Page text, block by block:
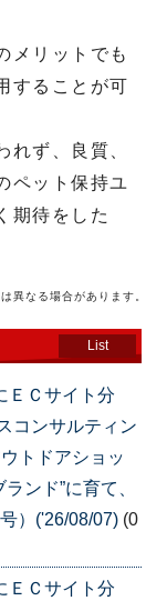
メリットでも
することが可
ず、良質、
ペット保持ユ
期待をした
異なる場合があります。
List
ＥＣサイト分
コンサルティン
トドアショッ
ンド”に育て、
）('26/08/07) (0
ＥＣサイト分